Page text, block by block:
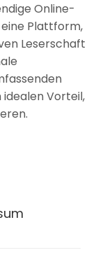
Online-
Plattform,
Leserschaft
Vorteil,